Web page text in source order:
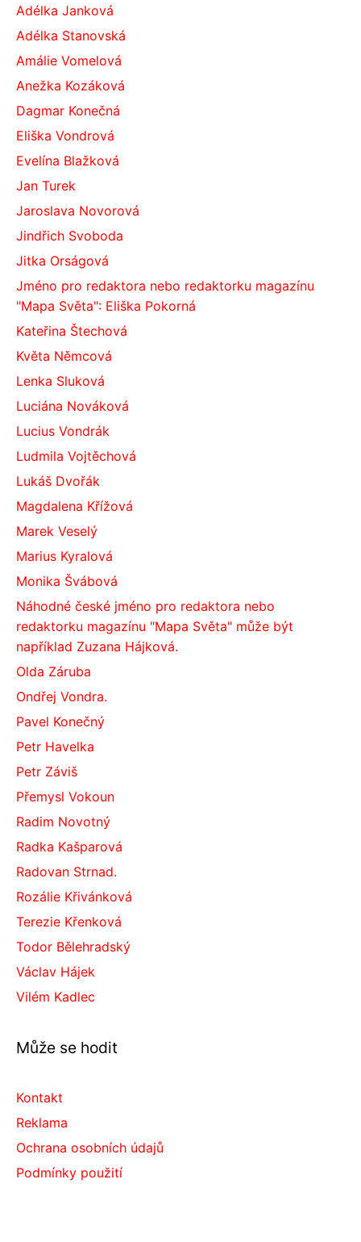
Adélka Janková
Adélka Stanovská
Amálie Vomelová
Anežka Kozáková
Dagmar Konečná
Eliška Vondrová
Evelína Blažková
Jan Turek
Jaroslava Novorová
Jindřich Svoboda
Jitka Orságová
Jméno pro redaktora nebo redaktorku magazínu
"Mapa Světa": Eliška Pokorná
Kateřina Štechová
Květa Němcová
Lenka Sluková
Luciána Nováková
Lucius Vondrák
Ludmila Vojtěchová
Lukáš Dvořák
Magdalena Křížová
Marek Veselý
Marius Kyralová
Monika Švábová
Náhodné české jméno pro redaktora nebo
redaktorku magazínu "Mapa Světa" může být
například Zuzana Hájková.
Olda Záruba
Ondřej Vondra.
Pavel Konečný
Petr Havelka
Petr Záviš
Přemysl Vokoun
Radim Novotný
Radka Kašparová
Radovan Strnad.
Rozálie Křivánková
Terezie Křenková
Todor Bělehradský
Václav Hájek
Vilém Kadlec
Může se hodit
Kontakt
Reklama
Ochrana osobních údajů
Podmínky použití